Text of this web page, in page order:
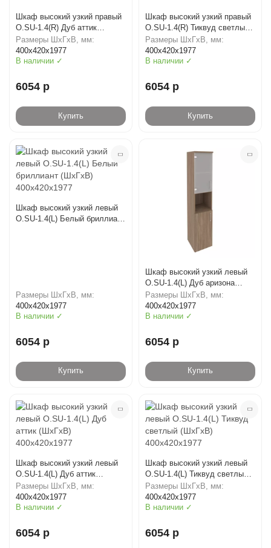
Шкаф высокий узкий правый
O.SU-1.4(R) Дуб аттик
(ШхГхВ) 400х420х1977
Размеры ШхГхВ, мм:
400х420х1977
В наличии ✓
6054 р
Купить
Шкаф высокий узкий правый
O.SU-1.4(R) Тиквуд светлый
(ШхГхВ) 400х420х1977
Размеры ШхГхВ, мм:
400х420х1977
В наличии ✓
6054 р
Купить
Шкаф высокий узкий левый
O.SU-1.4(L) Белый бриллиант
Размеры ШхГхВ, мм:
400х420х1977
В наличии ✓
6054 р
Купить
Шкаф высокий узкий левый
O.SU-1.4(L) Дуб аризона
(ШхГхВ) 400х420х1977
Размеры ШхГхВ, мм:
400х420х1977
В наличии ✓
6054 р
Купить
Шкаф высокий узкий левый
O.SU-1.4(L) Дуб аттик
(ШхГхВ) 400х420х1977
Размеры ШхГхВ, мм:
400х420х1977
В наличии ✓
6054 р
Шкаф высокий узкий левый
O.SU-1.4(L) Тиквуд светлый
(ШхГхВ) 400х420х1977
Размеры ШхГхВ, мм:
400х420х1977
В наличии ✓
6054 р